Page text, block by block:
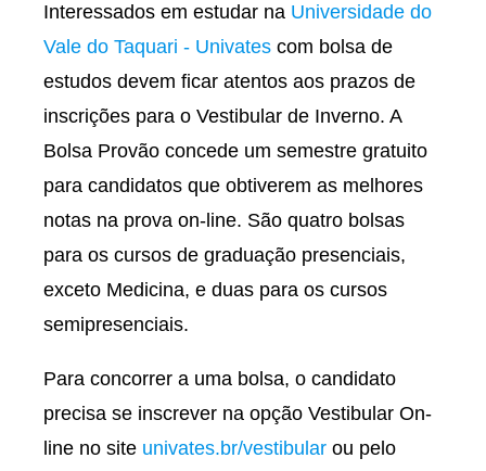
Interessados em estudar na Universidade do
Vale do Taquari - Univates com bolsa de
estudos devem ficar atentos aos prazos de
inscrições para o Vestibular de Inverno. A
Bolsa Provão concede um semestre gratuito
para candidatos que obtiverem as melhores
notas na prova on-line. São quatro bolsas
para os cursos de graduação presenciais,
exceto Medicina, e duas para os cursos
semipresenciais.
Para concorrer a uma bolsa, o candidato
precisa se inscrever na opção Vestibular On-
line no site univates.br/vestibular ou pelo